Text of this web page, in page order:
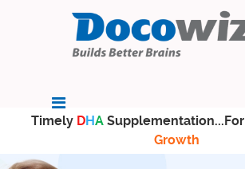
Timely DHA Supplementation...For
Growth